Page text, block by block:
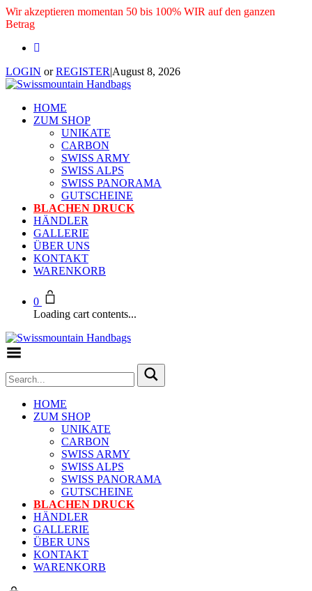
Wir akzeptieren momentan 50 bis 100% WIR auf den ganzen
Betrag
LOGIN orREGISTER|August 8, 2026
HOME
ZUM SHOP
UNIKATE
CARBON
SWISS ARMY
SWISS ALPS
SWISS PANORAMA
GUTSCHEINE
BLACHEN DRUCK
HÄNDLER
GALLERIE
ÜBER UNS
KONTAKT
WARENKORB
0
Loading cart contents...
HOME
ZUM SHOP
UNIKATE
CARBON
SWISS ARMY
SWISS ALPS
SWISS PANORAMA
GUTSCHEINE
BLACHEN DRUCK
HÄNDLER
GALLERIE
ÜBER UNS
KONTAKT
WARENKORB